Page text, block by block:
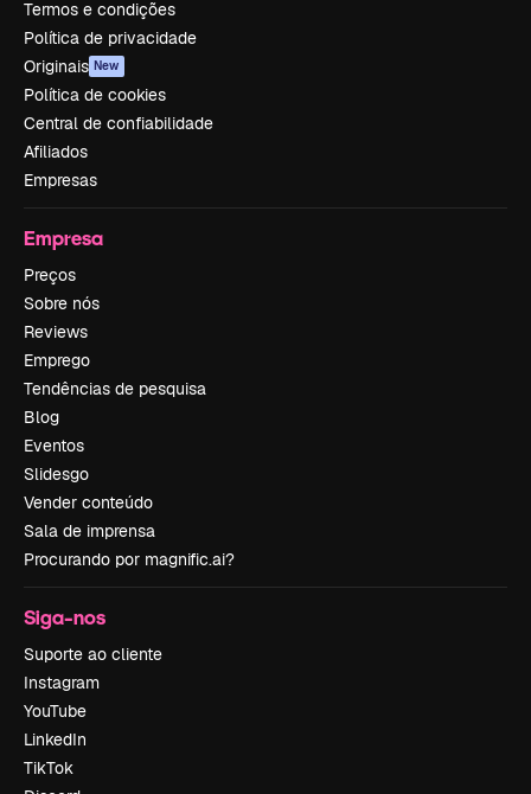
Termos e condições
Política de privacidade
Originais New
Política de cookies
Central de confiabilidade
Afiliados
Empresas
Empresa
Preços
Sobre nós
Reviews
Emprego
Tendências de pesquisa
Blog
Eventos
Slidesgo
Vender conteúdo
Sala de imprensa
Procurando por magnific.ai?
Siga-nos
Suporte ao cliente
Instagram
YouTube
LinkedIn
TikTok